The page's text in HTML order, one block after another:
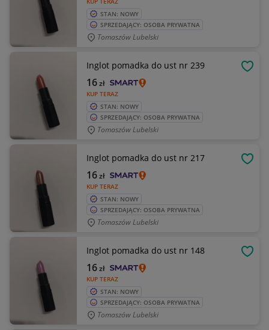
STAN: NOWY
SPRZEDAJĄCY: OSOBA PRYWATNA
Tomaszów Lubelski
Inglot pomadka do ust nr 239
KUP TERAZ
16zł
STAN: NOWY
SPRZEDAJĄCY: OSOBA PRYWATNA
Tomaszów Lubelski
Inglot pomadka do ust nr 217
KUP TERAZ
16zł
STAN: NOWY
SPRZEDAJĄCY: OSOBA PRYWATNA
Tomaszów Lubelski
Inglot pomadka do ust nr 148
KUP TERAZ
16zł
STAN: NOWY
SPRZEDAJĄCY: OSOBA PRYWATNA
Tomaszów Lubelski